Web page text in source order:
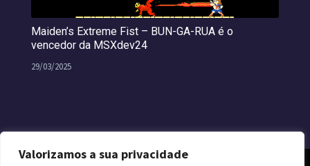
Valorizamos a sua privacidade
Maiden’s Extreme Fist – BUN-GA-RUA é o
vencedor da MSXdev24
29/03/2025